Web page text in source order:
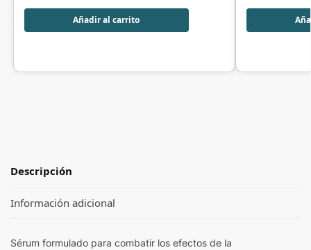
Añadir al carrito
Descripción
Información adicional
Sérum formulado para combatir los efectos de la